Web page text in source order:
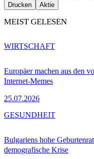
Drucken Aktie
MEIST GELESEN
Europäer machen aus den
Internet-Memes
25.07.2026
WIRTSCHAFT
Bulgariens hohe
demografische Krise
GESUNDHEIT